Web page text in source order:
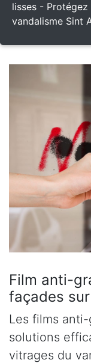
lisses -
vandalisme Sint
Film anti-
façades
Les films
solutions
vitrages du